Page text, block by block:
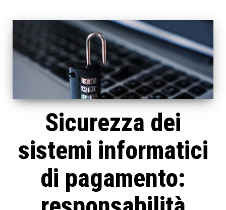
Sicurezza dei
sistemi informatici
di pagamento: